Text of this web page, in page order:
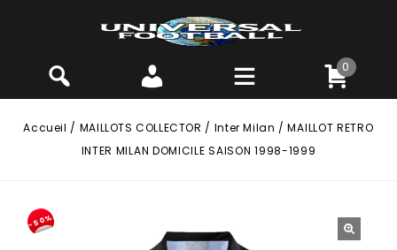
0
Accueil / MAILLOTS COLLECTOR / Inter Milan /MAILLOT RETRO
INTER MILAN DOMICILE SAISON 1998-1999
-50%